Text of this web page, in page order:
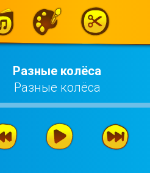
Разные колёса
Разные колёса